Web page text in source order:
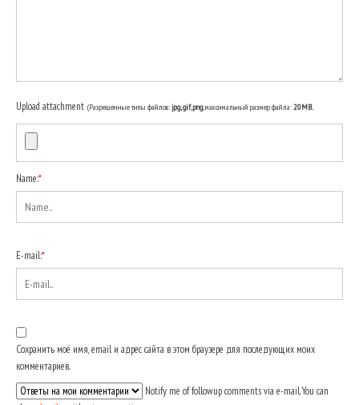
Upload attachment (Разрешенные типы файлов:jpg, gif, png, максимальный размер файла:20MB.
Name:*
E-mail:*
Сохранить моё имя, email и адрес сайта в этом браузере для последующих моих
комментариев.
Notify me of followup comments via e-mail. You can